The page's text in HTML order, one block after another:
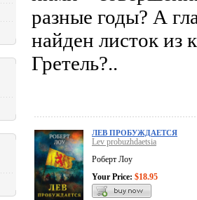
разные годы? А
найден листок из
Гретель?..
ЛЕВ ПРОБУЖДАЕТСЯ
Lev probuzhdaetsia
Роберт Лоу
Your Price: $18.95